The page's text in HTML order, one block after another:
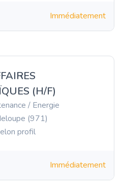
Immédiatement
(H/F)
/ Energie
(971)
profil
Immédiatement